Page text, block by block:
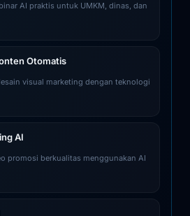
AI praktis untuk UMKM, dinas, dan
Otomatis
visual marketing dengan teknologi
AI
promosi berkualitas menggunakan AI